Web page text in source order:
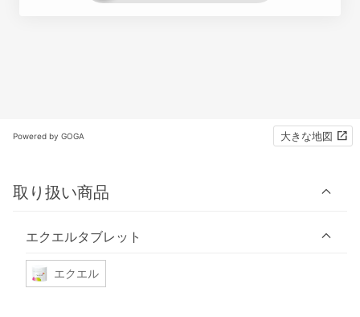
Powered by GOGA 大きな地図
取り扱い商品
エクエルタブレット
エクエル